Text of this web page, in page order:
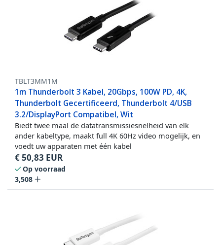
TBLT3MM1M
1m Thunderbolt 3 Kabel, 20Gbps, 100W PD, 4K,
Thunderbolt Gecertificeerd, Thunderbolt 4/USB
3.2/DisplayPort Compatibel, Wit
Biedt twee maal de datatransmissiesnelheid van elk
ander kabeltype, maakt full 4K 60Hz video mogelijk, en
voedt uw apparaten met één kabel
€50,83 EUR
Op voorraad
3,508